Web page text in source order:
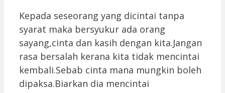
Kepada seseorang yang dicintai tanpa
syarat maka bersyukur ada orang
sayang,cinta dan kasih dengan kita.Jangan
rasa bersalah kerana kita tidak mencintai
kembali.Sebab cinta mana mungkin boleh
dipaksa.Biarkan dia mencintai